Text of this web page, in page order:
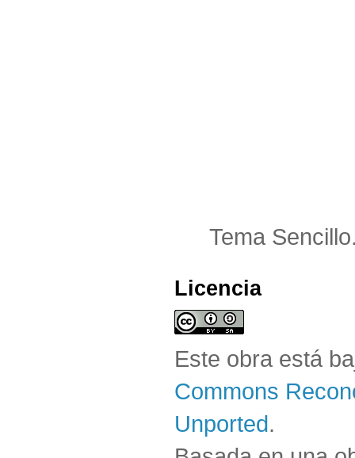
Tema
Licencia
Este obra está
Commons
Unported.